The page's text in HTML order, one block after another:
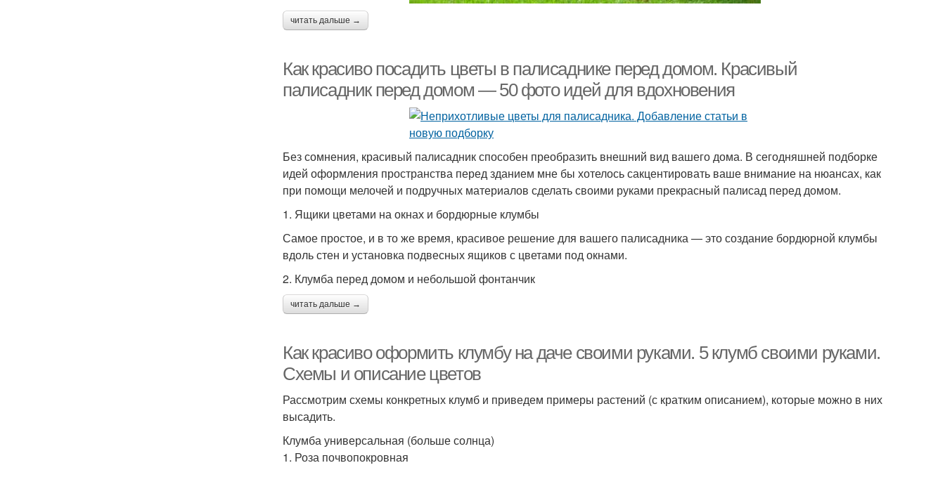
читать дальше →
Как красиво посадить цветы в палисаднике перед домом. Красивый
палисадник перед домом — 50 фото идей для вдохновения
Без сомнения, красивый палисадник способен преобразить внешний вид вашего дома. В сегодняшней подборке
идей оформления пространства перед зданием мне бы хотелось сакцентировать ваше внимание на нюансах, как
при помощи мелочей и подручных материалов сделать своими руками прекрасный палисад перед домом.
1. Ящики цветами на окнах и бордюрные клумбы
Самое простое, и в то же время, красивое решение для вашего палисадника — это создание бордюрной клумбы
вдоль стен и установка подвесных ящиков с цветами под окнами.
2. Клумба перед домом и небольшой фонтанчик
читать дальше →
Как красиво оформить клумбу на даче своими руками. 5 клумб своими руками.
Схемы и описание цветов
Рассмотрим схемы конкретных клумб и приведем примеры растений (с кратким описанием), которые можно в них
высадить.
Клумба универсальная (больше солнца)
1. Роза почвопокровная